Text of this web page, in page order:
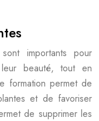
importants pour
beauté, tout en
formation permet de
et de favoriser
de supprimer les